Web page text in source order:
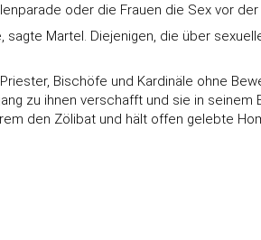
oder die Frauen die Sex vor der
Martel. Diejenigen, die über
Bischöfe und Kardinäle ohne
zu ihnen verschafft und sie in
den Zölibat und hält offen gelebte